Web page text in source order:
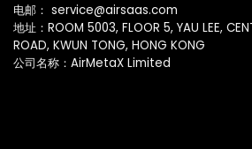
电邮： service@airsaas.com
地址：ROOM 5003, FLOOR 5, YAU LEE,
ROAD, KWUN TONG, HONG KONG
公司名称：AirMetaX Limited